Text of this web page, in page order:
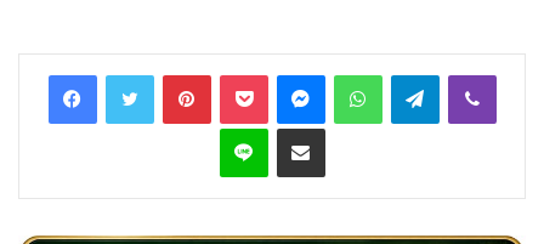
PinterestPocket MessengerWhatsAppTelegramViber
Line Share via Email